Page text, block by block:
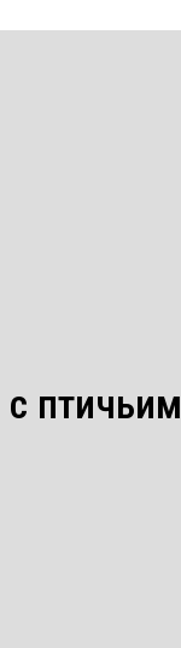
птичьим